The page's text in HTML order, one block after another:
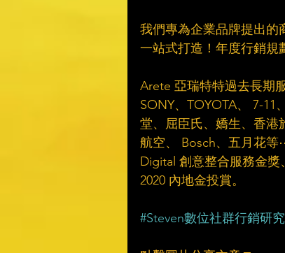
我們專為企業品牌提出的
一站式打造！年度行銷規
Arete 亞瑞特特過去長期
SONY、TOYOTA、 7-
堂、屈臣氏、嬌生、香港
航空、 Bosch、五月花
Digital 創意整合服務金獎
2020 內地金投賞。​
#Steven數位社群行銷研